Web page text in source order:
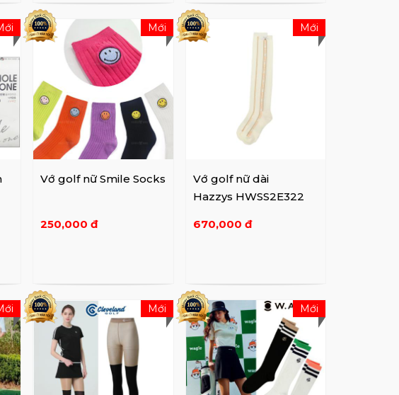
Vớ golf nữ Smile Socks
250,000 đ
Mới
Vớ golf nữ dài
Hazzys HWSS2E322
670,000 đ
Mới
Mới Mới